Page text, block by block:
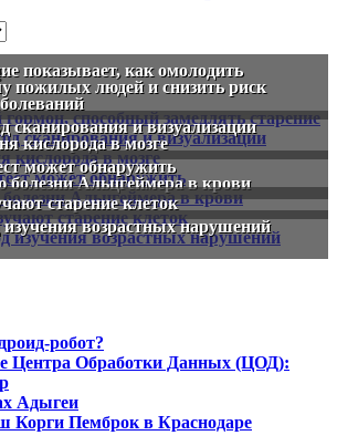
показывает, как омолодить
пожилых людей и снизить риск
сканирования и визуализации
кислорода в мозге
может обнаружить
болезни Альцгеймера в крови
старение клеток
изучения возрастных нарушений
робот?
Центра Обработки Данных (ЦОД):
Адыгеи
Корги Пемброк в Краснодаре